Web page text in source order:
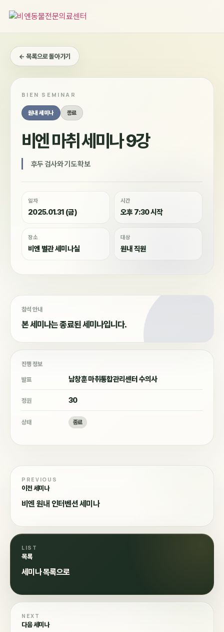
← 목록으로 돌아가기
BIEN SEMINAR
원내 세미나 종료
비엔 마취 세미나 9강
후두 검사와 기도 확보
일자
2025.01.31 (금)
시간
오후 7:30 시작
장소
비엔 별관 세미나실
대상
원내 직원
참석 안내
본 세미나는 종료된 세미나입니다.
진행 정보
발표 남창훈 마취통합관리센터 수의사
정원 30
상태 종료
PREVIOUS
이전 세미나
비엔 원내 인터벤션 세미나
LIST
목록
세미나 목록으로
NEXT
다음 세미나